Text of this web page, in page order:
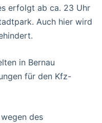
erfolgt ab ca. 23 Uhr
Auch hier wird
in Bernau
für den Kfz-
des